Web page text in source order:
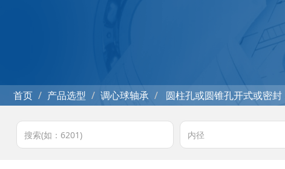
首页 产品选型 调心球轴承 圆柱孔或圆锥孔开式或密封